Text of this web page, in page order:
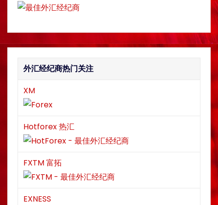
外汇经纪商热门关注
XM
Hotforex 热汇
FXTM 富拓
EXNESS